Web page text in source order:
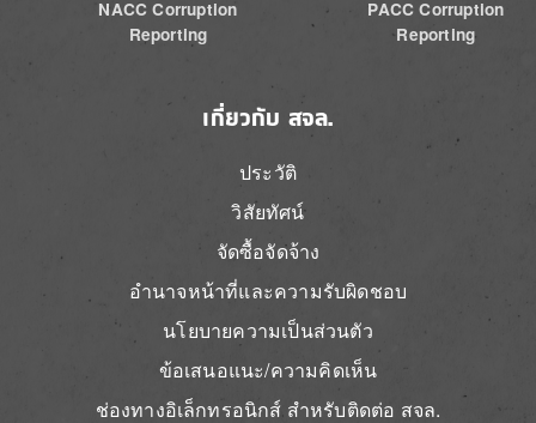
NACC Corruption
Reporting
PACC Corruption
Reporting
เกี่ยวกับ สจล.
ประวัติ
วิสัยทัศน์
จัดซื้อจัดจ้าง
อำนาจหน้าที่และความรับผิดชอบ
นโยบายความเป็นส่วนตัว
ข้อเสนอแนะ/ความคิดเห็น
ช่องทางอิเล็กทรอนิกส์ สำหรับติดต่อ สจล.